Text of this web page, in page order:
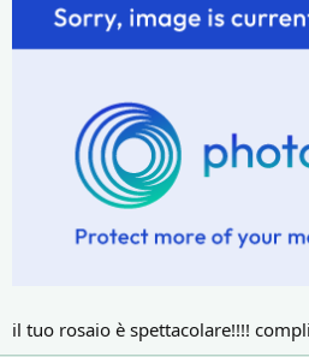
il tuo rosaio è spettacolare!!!!